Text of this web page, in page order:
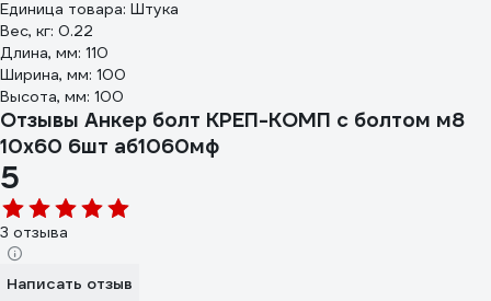
Единица товара: Штука
Вес, кг: 0.22
Длина, мм: 110
Ширина, мм: 100
Высота, мм: 100
Отзывы Анкер болт КРЕП-КОМП с болтом м8
10х60 6шт аб1060мф
5
3 отзыва
Написать отзыв